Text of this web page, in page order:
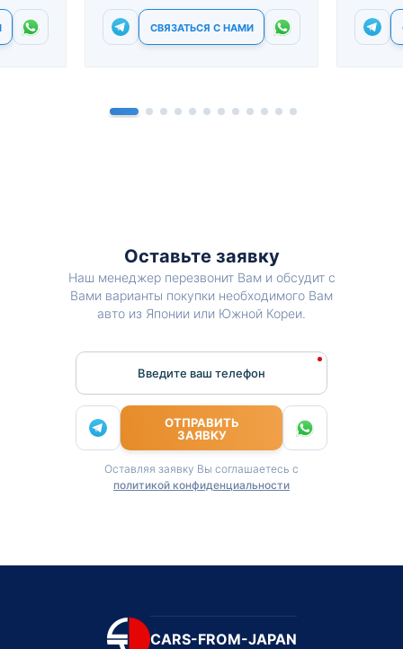
СВЯЗАТЬСЯ С НАМИ
Оставьте заявку
Наш менеджер перезвонит Вам и обсудит с
Вами варианты покупки необходимого Вам
авто из Японии или Южной Кореи.
Введите ваш телефон
ОТПРАВИТЬ
ЗАЯВКУ
Оставляя заявку Вы соглашаетесь с
политикой конфиденциальности
CARS-FROM-JAPAN